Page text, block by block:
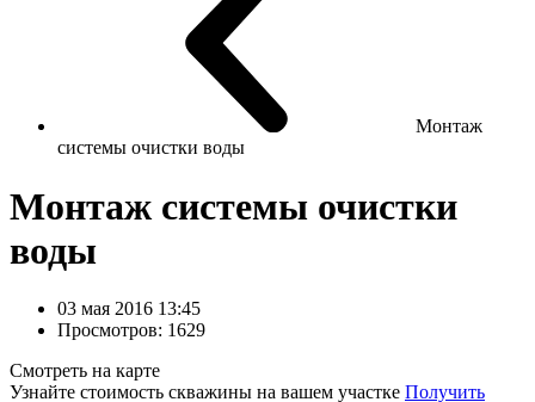
Монтаж
системы очистки воды
Монтаж системы очистки
воды
03 мая 2016 13:45
Просмотров: 1629
Смотреть на карте
Узнайте стоимость скважины на вашем участке Получить